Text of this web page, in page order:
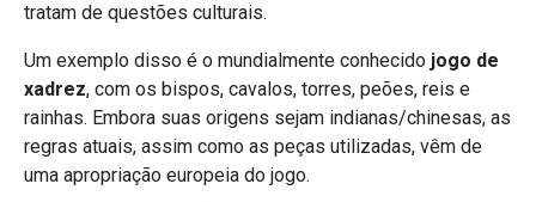
tratam de questões culturais.
Um exemplo disso é o mundialmente conhecido jogo de
xadrez, com os bispos, cavalos, torres, peões, reis e
rainhas. Embora suas origens sejam indianas/chinesas, as
regras atuais, assim como as peças utilizadas, vêm de
uma apropriação europeia do jogo.